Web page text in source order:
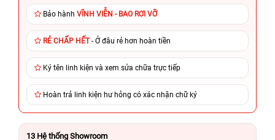
Bảo hành VĨNH VIỄN - BAO RƠI VỠ
RẺ CHẤP HẾT- Ở đâu rẻ hơn hoàn tiền
Ký tên linh kiện và xem sửa chữa trực tiếp
Hoàn trả linh kiện hư hỏng có xác nhận chữ ký
13 Hệ thống Showroom